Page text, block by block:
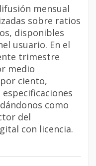
mensual
sobre ratios
disponibles
usuario. En el
trimestre
medio
ciento,
como
del
con licencia.